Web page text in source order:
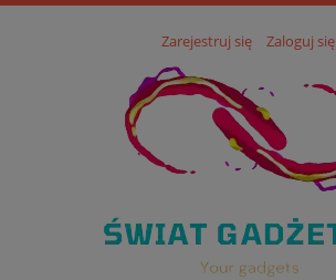
Zarejestruj się Zaloguj się